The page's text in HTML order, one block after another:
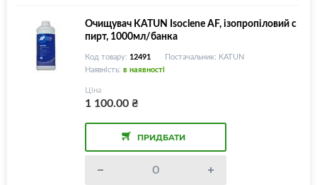
Очищувач KATUN Isoclene AF, ізопропіловий с
пирт, 1000мл/банка
Код товару: 12491
Постачальник: KATUN
Наявність: в наявності
Ціна
1 100.00₴
ПРИДБАТИ